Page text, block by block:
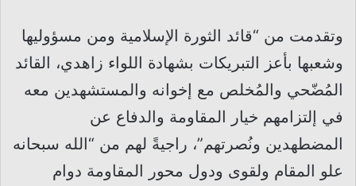
وتقدمت من “قائد الثورة الإسلامية ومن مسؤوليها
وشعبها بأعز التبريكات بشهادة اللواء زاهدي، القائد
المُضّحي والمُخلص مع إخوانه والمستشهدين معه
في إلتزامهم خيار المقاومة والدفاع عن
المضطهدين ونُصرتهم”، راجيةً لهم من “الله سبحانه
علو المقام ولقوى ودول محور المقاومة دوام